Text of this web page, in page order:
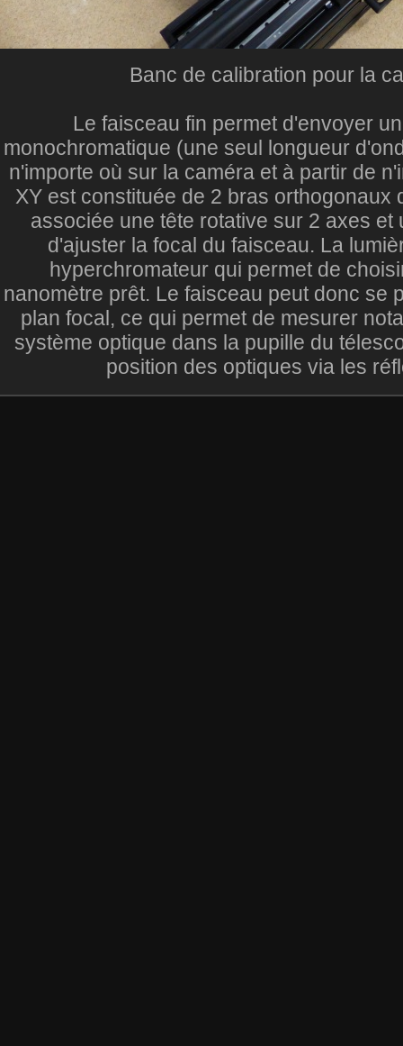
Banc de calibration pour la
Le faisceau fin permet d'envoyer
monochromatique (une seul longueur
n'importe où sur la caméra et à partir de
XY est constituée de 2 bras orthogonaux
associée une tête rotative sur 2 axes et
d'ajuster la focal du faisceau. La
hyperchromateur qui permet de
nanomètre prêt. Le faisceau peut donc se
plan focal, ce qui permet de mesurer
système optique dans la pupille du
position des optiques via les